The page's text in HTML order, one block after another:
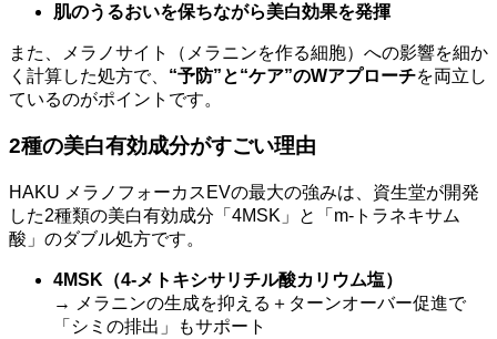
肌のうるおいを保ちながら美白効果を発揮
また、メラノサイト（メラニンを作る細胞）への影響を細か
く計算した処方で、 “予防”と“ケア”のWアプローチを両立し
ているのがポイントです。
2種の美白有効成分がすごい理由
HAKU メラノフォーカスEVの最大の強みは、資生堂が開発
した2種類の美白有効成分「4MSK」と「m-トラネキサム
酸」のダブル処方です。
4MSK（4-メトキシサリチル酸カリウム塩）
→ メラニンの生成を抑える＋ターンオーバー促進で
「シミの排出」もサポート